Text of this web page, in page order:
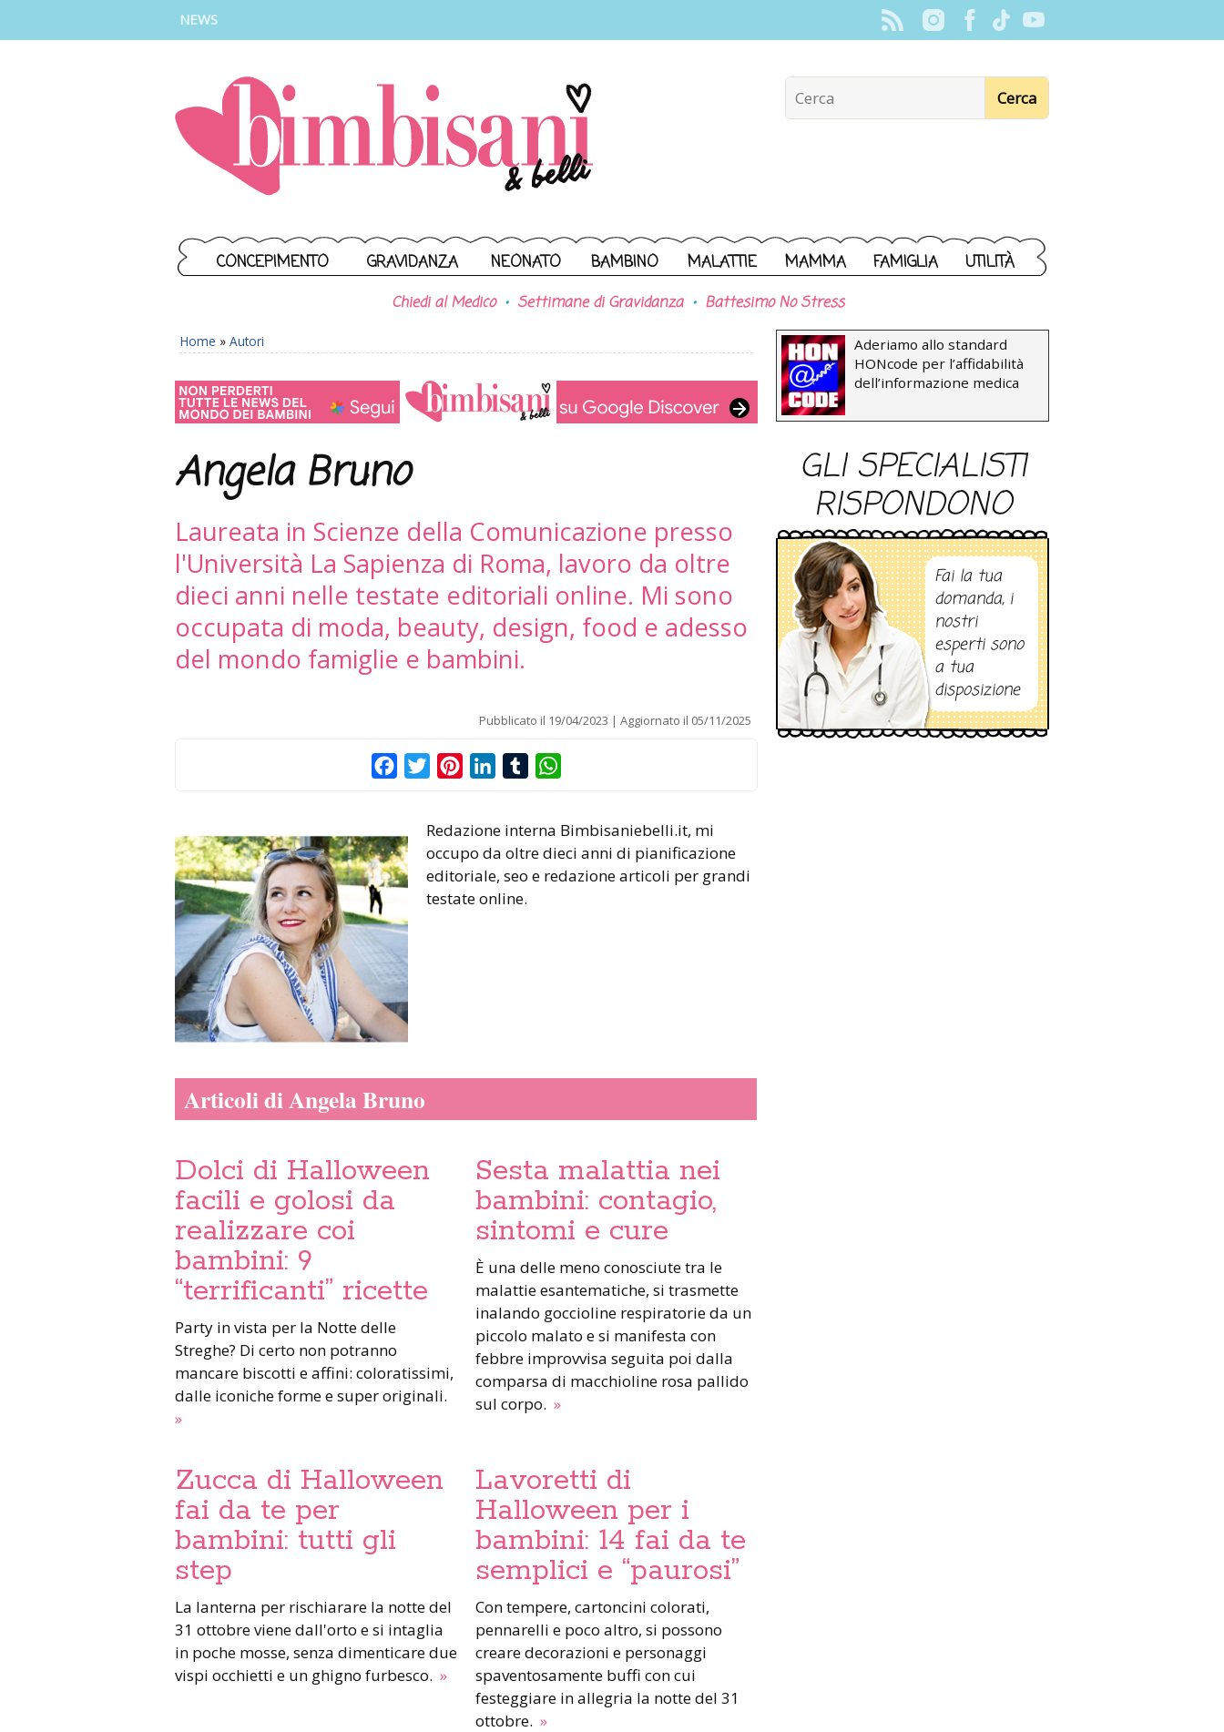
NEWS
CONCEPIMENTO GRAVIDANZA NEONATO BAMBINO MALATTIE MAMMA FAMIGLIA UTILITÀ
Chiedi al Medico Settimane di Gravidanza Battesimo No Stress
Home » Autori
Angela Bruno
Laureata in Scienze della Comunicazione presso
l'Università La Sapienza di Roma, lavoro da oltre
dieci anni nelle testate editoriali online. Mi sono
occupata di moda, beauty, design, food e adesso
del mondo famiglie e bambini.
Pubblicato il 19/04/2023 Aggiornato il 05/11/2025
FacebookTwitterPinterestLinkedInTumblr
Redazione interna Bimbisaniebelli.it, mi
occupo da oltre dieci anni di pianificazione
editoriale, seo e redazione articoli per grandi
testate online.
Articoli di Angela Bruno
Dolci di Halloween
facili e golosi da
realizzare coi
bambini: 9
“terrificanti” ricette
Party in vista per la Notte delle
Streghe? Di certo non potranno
mancare biscotti e affini: coloratissimi,
dalle iconiche forme e super originali.
»
Sesta malattia nei
bambini: contagio,
sintomi e cure
È una delle meno conosciute tra le
malattie esantematiche, si trasmette
inalando goccioline respiratorie da un
piccolo malato e si manifesta con
febbre improvvisa seguita poi dalla
comparsa di macchioline rosa pallido
sul corpo. »
Zucca di Halloween
fai da te per
bambini: tutti gli
step
La lanterna per rischiarare la notte del
31 ottobre viene dall'orto e si intaglia
in poche mosse, senza dimenticare due
vispi occhietti e un ghigno furbesco. »
Lavoretti di
Halloween per i
bambini: 14 fai da te
semplici e “paurosi”
Con tempere, cartoncini colorati,
pennarelli e poco altro, si possono
creare decorazioni e personaggi
spaventosamente buffi con cui
festeggiare in allegria la notte del 31
ottobre. »
Aderiamo allo standard
HONcode per l’affidabilità
dell’informazione medica
GLI SPECIALISTI
RISPONDONO
Fai la tua
domanda, i
nostri
esperti sono
a tua
disposizione